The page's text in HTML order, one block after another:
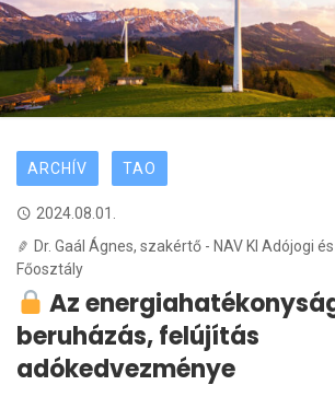
ARCHÍV TAO
2024.08.01.
Dr. Gaál Ágnes, szakértő - NAV KI Adójogi
Főosztály
Az
beruházás, felújítás
adókedvezménye